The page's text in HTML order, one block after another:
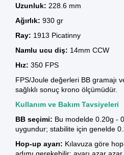
Uzunluk: 228.6 mm
Ağırlık: 930 gr
Ray: 1913 Picatinny
Namlu ucu diş: 14mm CCW
Hız: 350 FPS
FPS/Joule değerleri BB gramajı
sağlıklı sonuç krono ölçümüdür.
Kullanım ve Bakım Tavsiyeleri
BB seçimi: Bu modelde 0.20g -
uygundur; stabilite için genelde
Hop-up ayarı: Kılavuza göre